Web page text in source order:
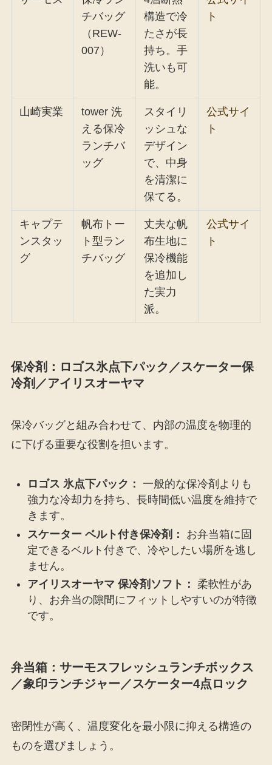
チバッグ
（REW-
007）
構造で冷
たさが長
持ち。手
洗いも可
能。
ト
山崎実業
tower 洗
える保冷
ランチバ
ッグ
スタイリ
ッシュな
デザイン
で、中身
を清潔に
保てる。
公式サイ
ト
キャプテ
ンスタッ
グ
帆布トー
ト型ラン
チバッグ
丈夫な帆
布生地に
保冷機能
を追加し
た実力
派。
公式サイ
ト
保冷剤：ロゴス氷点下パック／スケーター保
冷剤／アイリスオーヤマ
保冷バッグと組み合わせて、内部の温度を物理的
に下げる重要な役割を担います。
ロゴス 氷点下パック： 一般的な保冷剤よりも
強力な冷却力を持ち、長時間低い温度を維持で
きます。
スケーター ベルト付き保冷剤：
お弁当箱に固
定できるベルト付きで、冷やしたい場所を逃し
ません。
アイリスオーヤマ 保冷剤ソフト： 柔軟性があ
り、お弁当の隙間にフィットしやすいのが特徴
です。
弁当箱：サーモスフレッシュランチボックス
／象印ランチジャー／スケーター4点ロック
密閉性が高く、温度変化を最小限に抑える構造の
ものを選びましょう。